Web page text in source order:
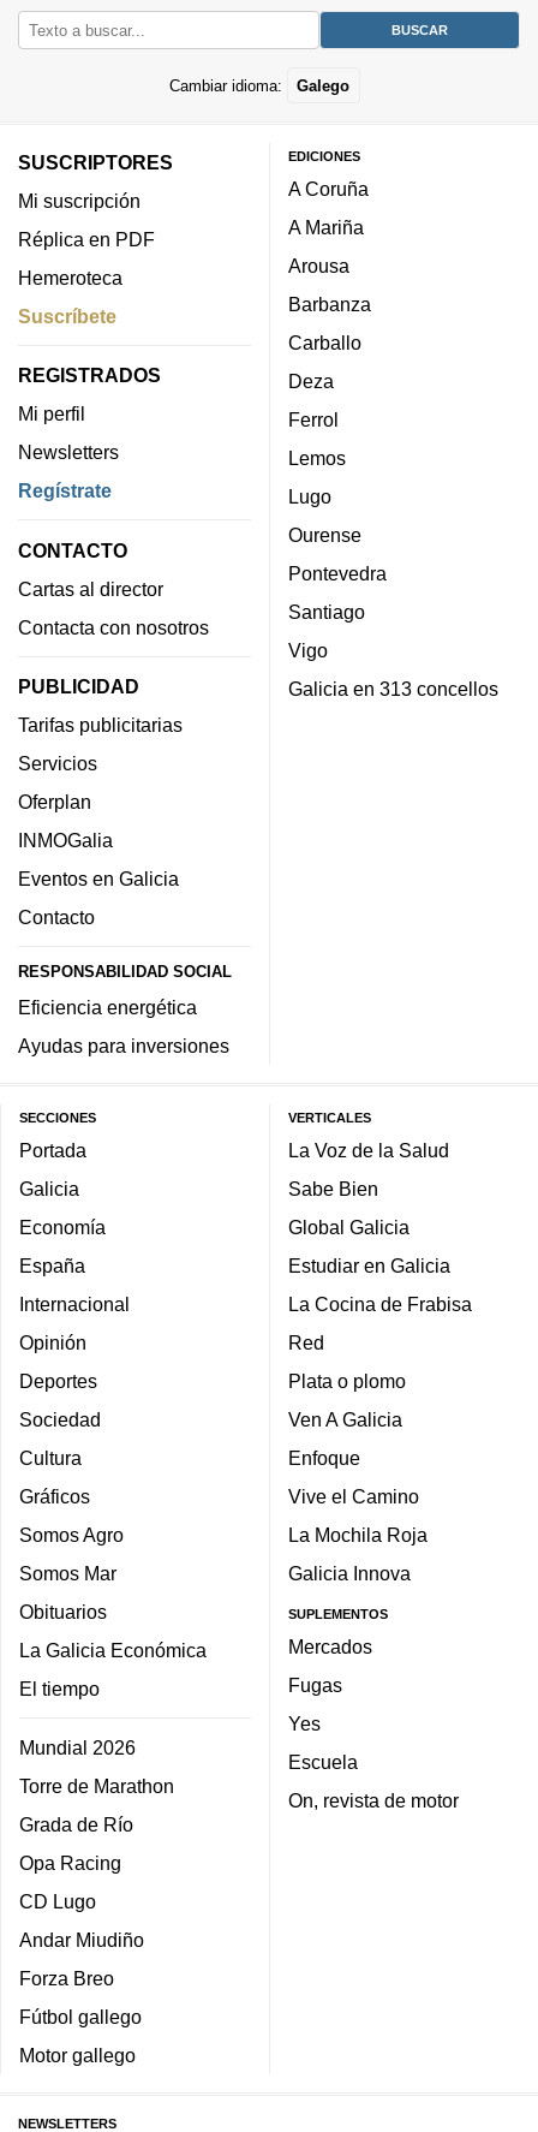
Cambiar idioma: Galego
SUSCRIPTORES
Mi suscripción
Réplica en PDF
Hemeroteca
Suscríbete
REGISTRADOS
Mi perfil
Newsletters
Regístrate
CONTACTO
Cartas al director
Contacta con nosotros
PUBLICIDAD
Tarifas publicitarias
Servicios
Oferplan
INMOGalia
Eventos en Galicia
Contacto
RESPONSABILIDAD SOCIAL
Eficiencia energética
Ayudas para inversiones
EDICIONES
A Coruña
A Mariña
Arousa
Barbanza
Carballo
Deza
Ferrol
Lemos
Lugo
Ourense
Pontevedra
Santiago
Vigo
Galicia en 313 concellos
SECCIONES
Portada
Galicia
Economía
España
Internacional
Opinión
Deportes
Sociedad
Cultura
Gráficos
Somos Agro
Somos Mar
Obituarios
La Galicia Económica
El tiempo
Mundial 2026
Torre de Marathon
Grada de Río
Opa Racing
CD Lugo
Andar Miudiño
Forza Breo
Fútbol gallego
Motor gallego
VERTICALES
La Voz de la Salud
Sabe Bien
Global Galicia
Estudiar en Galicia
La Cocina de Frabisa
Red
Plata o plomo
Ven A Galicia
Enfoque
Vive el Camino
La Mochila Roja
Galicia Innova
SUPLEMENTOS
Mercados
Fugas
Yes
Escuela
On, revista de motor
NEWSLETTERS